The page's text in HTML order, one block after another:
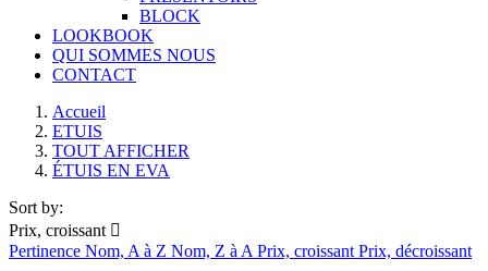
BLOCK
LOOKBOOK
QUI SOMMES NOUS
CONTACT
Main
wrapper
Accueil
ETUIS
TOUT AFFICHER
ÉTUIS EN EVA
Main
section
Products
Sort by:
Prix, croissant 
Pertinence Nom, A à Z Nom, Z à A Prix, croissant Prix, décroissant